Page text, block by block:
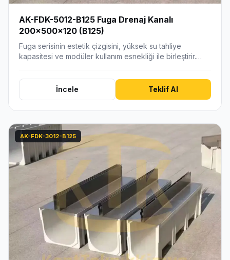
AK-FDK-5012-B125 Fuga Drenaj Kanalı
200x500x120 (B125)
Fuga serisinin estetik çizgisini, yüksek su tahliye
kapasitesi ve modüler kullanım esnekliği ile birleştirir.…
İncele Teklif Al
AK-FDK-3012-B125